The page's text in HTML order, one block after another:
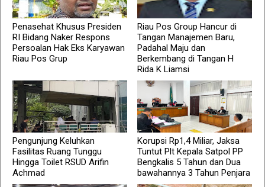
Penasehat Khusus Presiden
RI Bidang Naker Respons
Persoalan Hak Eks Karyawan
Riau Pos Grup
Riau Pos Group Hancur di
Tangan Manajemen Baru,
Padahal Maju dan
Berkembang di Tangan H
Rida K Liamsi
Pengunjung Keluhkan
Fasilitas Ruang Tunggu
Hingga Toilet RSUD Arifin
Achmad
Korupsi Rp1,4 Miliar, Jaksa
Tuntut Plt Kepala Satpol PP
Bengkalis 5 Tahun dan Dua
bawahannya 3 Tahun Penjara